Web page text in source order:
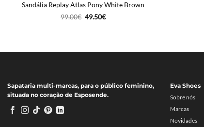
Sandália Replay Atlas Pony White Brown
99.00€ O
49.50€O
Sapataria multi-marcas, para o público feminino,
situada no coração de Esposende.
Eva Shoes
Sobre nós
Marcas
Novidades